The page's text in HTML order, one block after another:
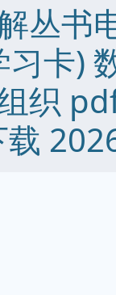
丛书
卡)
织